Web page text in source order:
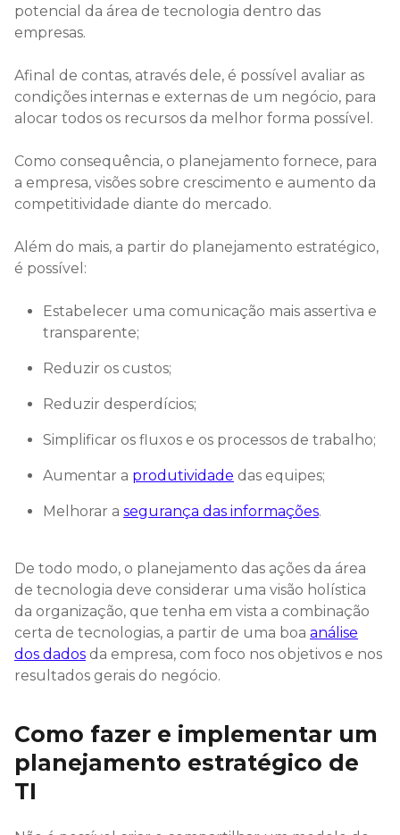
potencial da área de tecnologia dentro das
empresas.
Afinal de contas, através dele, é possível avaliar as
condições internas e externas de um negócio, para
alocar todos os recursos da melhor forma possível.
Como consequência, o planejamento fornece, para
a empresa, visões sobre crescimento e aumento da
competitividade diante do mercado.
Além do mais, a partir do planejamento estratégico,
é possível:
Estabelecer uma comunicação mais assertiva e
transparente;
Reduzir os custos;
Reduzir desperdícios;
Simplificar os fluxos e os processos de trabalho;
Aumentar a produtividade das equipes;
Melhorar a segurança das informações.
De todo modo, o planejamento das ações da área
de tecnologia deve considerar uma visão holística
da organização, que tenha em vista a combinação
certa de tecnologias, a partir de uma boa análise
dos dados da empresa, com foco nos objetivos e nos
resultados gerais do negócio.
Como fazer e implementar um
planejamento estratégico de
TI